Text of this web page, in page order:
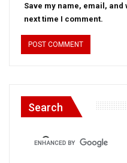
Save my name, email,
next time I comment.
Search